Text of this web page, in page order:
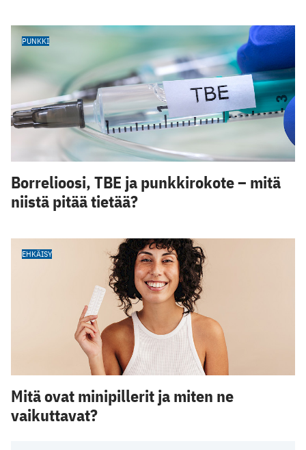
PUNKKI
Borrelioosi, TBE ja punkkirokote – mitä
niistä pitää tietää?
EHKÄISY
Mitä ovat minipillerit ja miten ne
vaikuttavat?